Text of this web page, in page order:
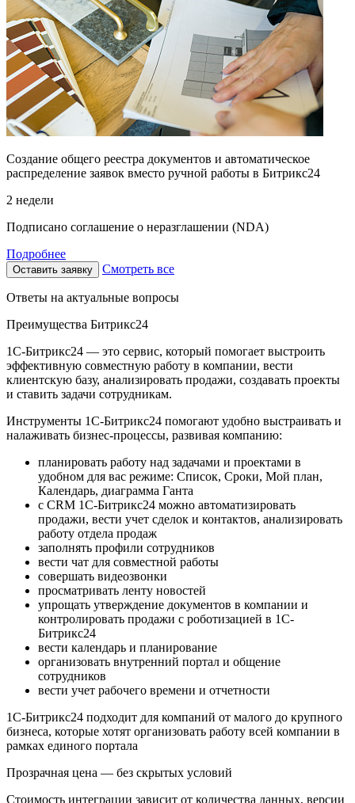
Создание общего реестра документов и автоматическое
распределение заявок вместо ручной работы в Битрикс24
2 недели
Подписано соглашение о неразглашении (NDA)
Подробнее
Оставить заявку Смотреть все
Ответы на актуальные вопросы
Преимущества Битрикс24
1С-Битрикс24 — это сервис, который помогает выстроить
эффективную совместную работу в компании, вести
клиентскую базу, анализировать продажи, создавать проекты
и ставить задачи сотрудникам.
Инструменты 1С-Битрикс24 помогают удобно выстраивать и
налаживать бизнес-процессы, развивая компанию:
планировать работу над задачами и проектами в
удобном для вас режиме: Список, Сроки, Мой план,
Календарь, диаграмма Ганта
с CRM 1С-Битрикс24 можно автоматизировать
продажи, вести учет сделок и контактов, анализировать
работу отдела продаж
заполнять профили сотрудников
вести чат для совместной работы
совершать видеозвонки
просматривать ленту новостей
упрощать утверждение документов в компании и
контролировать продажи с роботизацией в 1С-
Битрикс24
вести календарь и планирование
организовать внутренний портал и общение
сотрудников
вести учет рабочего времени и отчетности
1С-Битрикс24 подходит для компаний от малого до крупного
бизнеса, которые хотят организовать работу всей компании в
рамках единого портала
Прозрачная цена — без скрытых условий
Стоимость интеграции зависит от количества данных, версии